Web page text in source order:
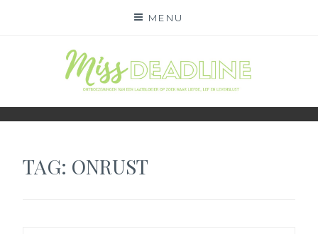
MENU
MISS DEADLINE
ONDERWEG NAAR LIEFDE, LEF EN LEVENSLUST
TAG: ONRUST